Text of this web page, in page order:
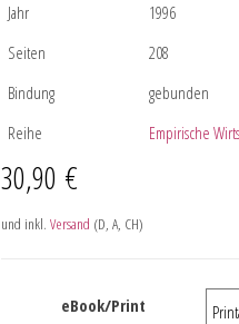
Jahr
1996
Seiten
208
Bindung
gebunden
Reihe
Empirische
30,90 €
und inkl. Versand (D, A, CH)
eBook/Print